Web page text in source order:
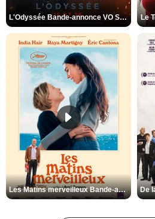
L'Odyssée Bande-annonce VO STFR Le
Les Matins merveilleux Bande-annonce VF